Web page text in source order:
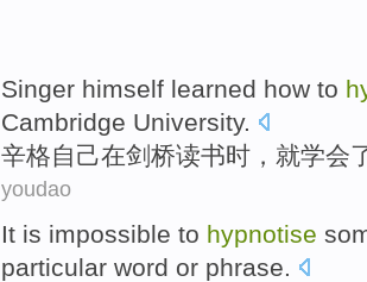
Singer himself learned how to
Cambridge University.
辛格自己在剑桥读书时，就学会
youdao
It is impossible to hypnotise
particular word or phrase.